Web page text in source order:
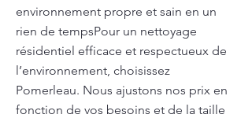
environnement propre et sain en un
rien de tempsPour un nettoyage
résidentiel efficace et respectueux de
l’environnement, choisissez
Pomerleau. Nous ajustons nos prix en
fonction de vos besoins et de la taille